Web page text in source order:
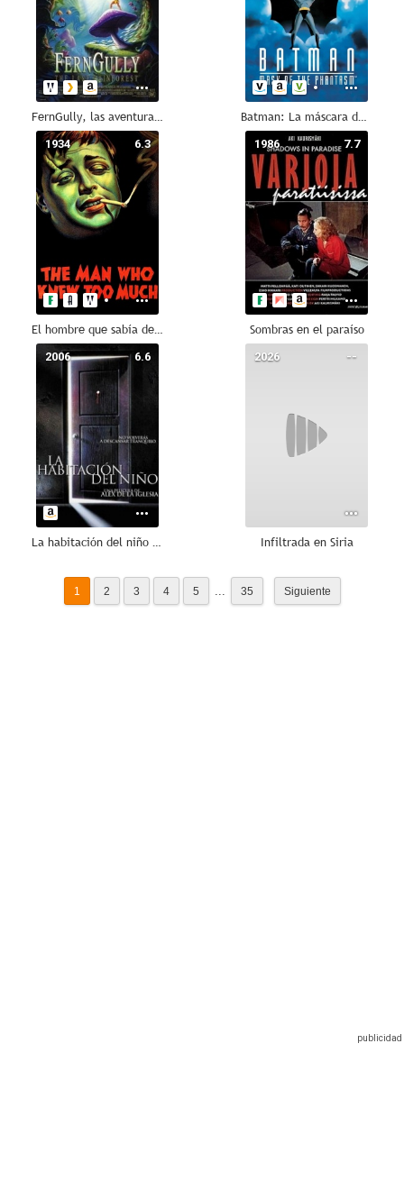
FernGully, las aventuras de Zak y Crysta Batman: La máscara del fantasma
6.3
1934
El hombre que sabía demasiado
7.7
1986
Sombras en el paraíso
6.6
2006
La habitación del niño - Películas para no dormir
--
2026
Infiltrada en Siria
1 2 3 4 5 ... 35 Siguiente